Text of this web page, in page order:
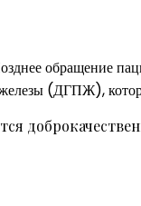
обращение
железы (ДГПЖ),